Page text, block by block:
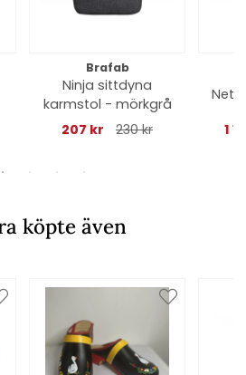
Brafab
Ninja sittdyna
karmstol - mörkgrå
207 kr
230 kr
Net
1
köpte även